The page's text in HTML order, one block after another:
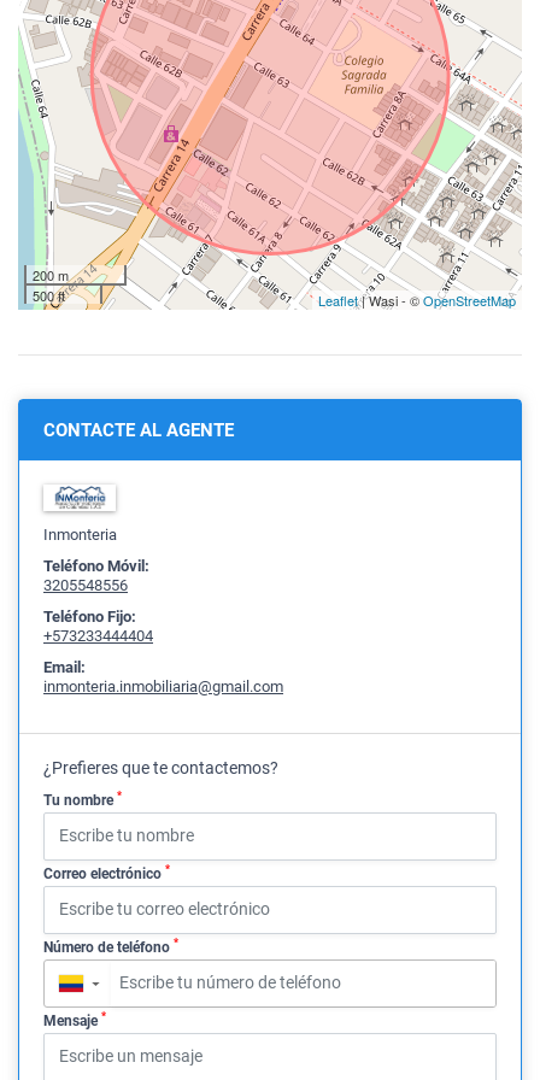
200 m
500 ft
Leaflet| Wasi - ©OpenStreetMap
CONTACTE AL AGENTE
Inmonteria
Teléfono Móvil:
3205548556
Teléfono Fijo:
+573233444404
Email:
inmonteria.inmobiliaria@gmail.com
¿Prefieres que te contactemos?
Tu nombre *
Correo electrónico *
Número de teléfono *
▼
Mensaje *